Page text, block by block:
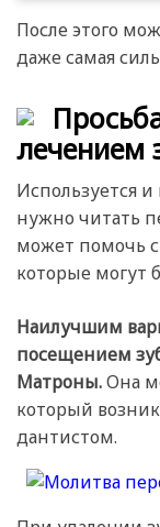
После этого
даже самая
лечением
Используется
нужно читать
может помочь
которые могут
Наилучшим
посещением
Матроны.Она
который
дантистом.